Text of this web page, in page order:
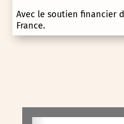
Avec le soutien financier
France.